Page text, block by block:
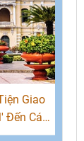
Giao
Đến Các